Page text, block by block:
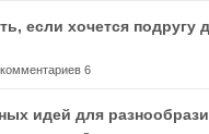
если хочется подругу
комментариев 6
идей для